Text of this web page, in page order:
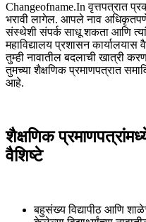
Changeofname.In वृत्तपत्रात
भरावी लागेल. आपले नाव
संस्थेशी संपर्क साधू शकता आणि
महाविद्यालय प्रशासन
तुम्ही नावातील बदलाची खात्री
तुमच्या शैक्षणिक प्रमाणपत्रात
आहे.
शैक्षणिक
वैशिष्टे
बहुसंख्य विद्यापीठ आणि